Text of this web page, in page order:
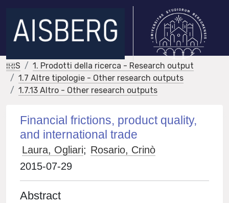
IRIS
1. Prodotti della ricerca - Research output
1.7 Altre tipologie - Other research outputs
1.7.13 Altro - Other research outputs
Financial frictions, product quality,
and international trade
Laura, Ogliari; Rosario, Crinò
2015-07-29
Abstract